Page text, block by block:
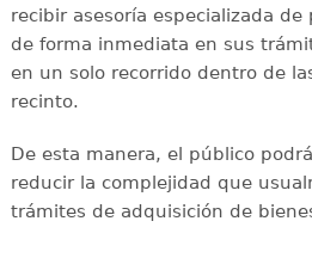
recibir asesoría especializada
de forma inmediata en sus
en un solo recorrido dentro de
recinto.
De esta manera, el público
reducir la complejidad que
trámites de adquisición de